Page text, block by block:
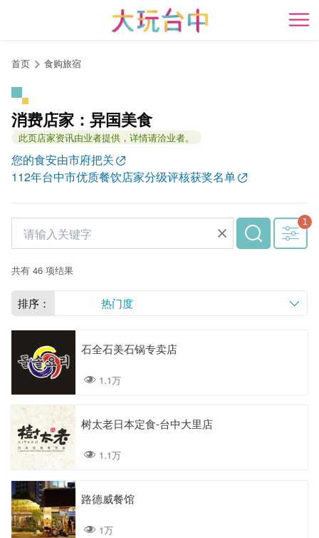
开
首页 食购旅宿
消费店家：异国美食
此页店家资讯由业者提供，详情请洽业者。
您的食安由市府把关
112年台中市优质餐饮店家分级评核获奖名单
共有 46 项结果
排序： 热门度
石全石美石锅专卖店
1.1万
树太老日本定食-台中大里店
1.1万
路德威餐馆
1万